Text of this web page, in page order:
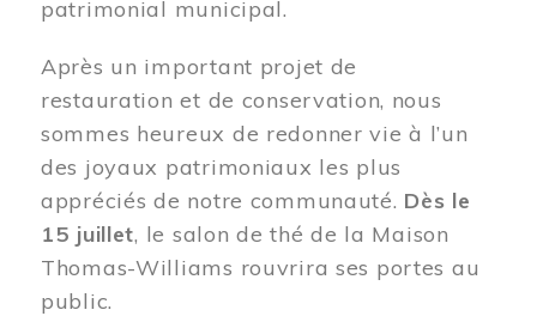
patrimonial municipal.
Après un important projet de
restauration et de conservation, nous
sommes heureux de redonner vie à l’un
des joyaux patrimoniaux les plus
appréciés de notre communauté. Dès le
15 juillet, le salon de thé de la Maison
Thomas-Williams rouvrira ses portes au
public.